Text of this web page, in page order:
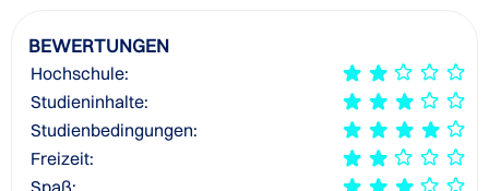
BEWERTUNGEN
Hochschule:
Studieninhalte:
Studienbedingungen:
Freizeit:
Spaß: